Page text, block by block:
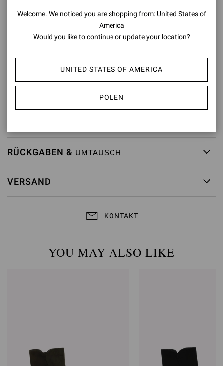
Levy 85 ist eine aus weichem Leder gefertigte Stiefelette mit spitzer
Zehenpartie und einem eleganten 8,5 cm hohen Stilettoabsatz.
Absatzhöhe: 85 mm
Modellcode: G70321.85RIC
RÜCKGABEN & UMTAUSCH
VERSAND
KONTAKT
YOU MAY ALSO LIKE
Welcome. We noticed you are shopping from: United States of
America
Would you like to continue or update your location?
UNITED STATES OF AMERICA
POLEN